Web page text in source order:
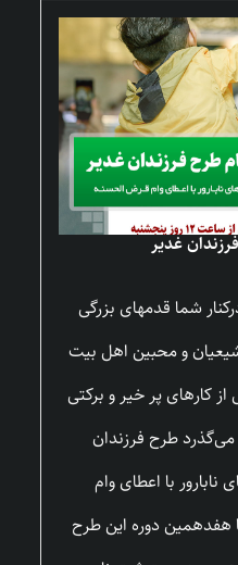
غدیر
شما قدمهای بزرگی
و محبین اهل بیت
کارهای پر خیر و برکتی
می‌گذرد طرح فرزندان
با اعطای وام
هفدهمین دوره این طرح